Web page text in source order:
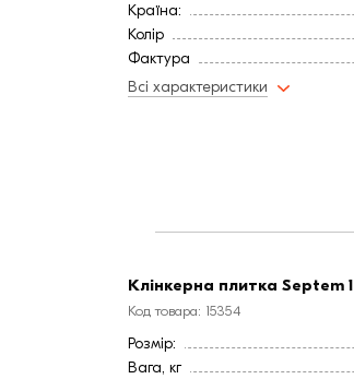
Країна:
Колір
Фактура
Витрата, шт / м2
Всі характеристики
Клінкерна плитка Septem
Код товара: 15354
Розмір:
Вага, кг